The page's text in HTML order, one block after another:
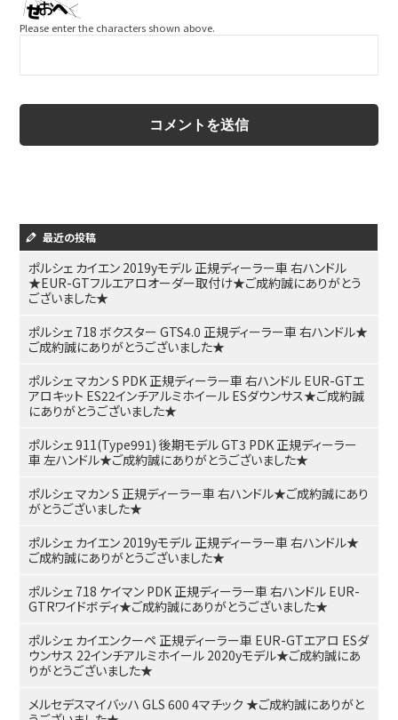
Please enter the characters shown above.
最近の投稿
ポルシェ カイエン 2019yモデル 正規ディーラー車 右ハンドル
★EUR-GTフルエアロオーダー取付け★ご成約誠にありがとう
ございました★
ポルシェ 718 ボクスター GTS4.0 正規ディーラー車 右ハンドル★
ご成約誠にありがとうございました★
ポルシェ マカン S PDK 正規ディーラー車 右ハンドル EUR-GTエ
アロキット ES22インチアルミホイール ESダウンサス★ご成約誠
にありがとうございました★
ポルシェ 911(Type991) 後期モデル GT3 PDK 正規ディーラー
車 左ハンドル★ご成約誠にありがとうございました★
ポルシェ マカン S 正規ディーラー車 右ハンドル★ご成約誠にあり
がとうございました★
ポルシェ カイエン 2019yモデル 正規ディーラー車 右ハンドル★
ご成約誠にありがとうございました★
ポルシェ 718 ケイマン PDK 正規ディーラー車 右ハンドル EUR-
GTRワイドボディ★ご成約誠にありがとうございました★
ポルシェ カイエンクーペ 正規ディーラー車 EUR-GTエアロ ESダ
ウンサス 22インチアルミホイール 2020yモデル★ご成約誠にあ
りがとうございました★
メルセデスマイバッハ GLS 600 4マチック ★ご成約誠にありがと